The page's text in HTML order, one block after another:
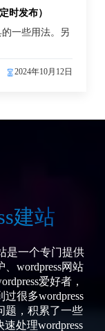
时发布）
一些用法。另
2024年10月12日
建站
是一个专门提供
、wordpress网站
爱好者，
很多wordpress
题，积累了一些
处理wordpress